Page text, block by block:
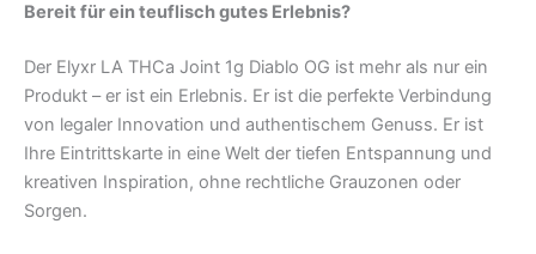
Bereit für ein teuflisch gutes Erlebnis?
Der Elyxr LA THCa Joint 1g Diablo OG ist mehr als nur ein
Produkt – er ist ein Erlebnis. Er ist die perfekte Verbindung
von legaler Innovation und authentischem Genuss. Er ist
Ihre Eintrittskarte in eine Welt der tiefen Entspannung und
kreativen Inspiration, ohne rechtliche Grauzonen oder
Sorgen.